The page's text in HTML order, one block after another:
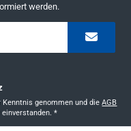
werden.
Kenntnis genommen und dieAGB
*